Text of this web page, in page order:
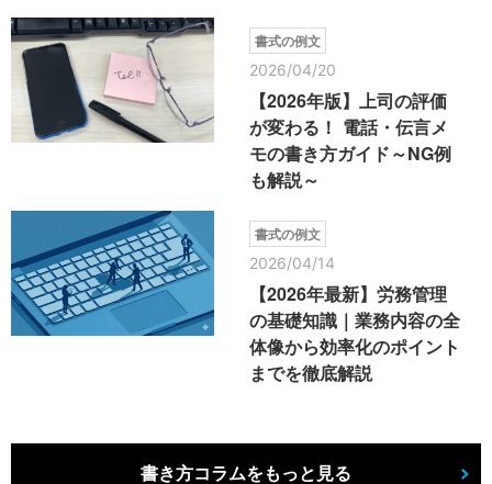
書式の例文
2026/04/20
【2026年版】上司の評価
が変わる！ 電話・伝言メ
モの書き方ガイド～NG例
も解説～
書式の例文
2026/04/14
【2026年最新】労務管理
の基礎知識｜業務内容の全
体像から効率化のポイント
までを徹底解説
書き方コラムをもっと見る